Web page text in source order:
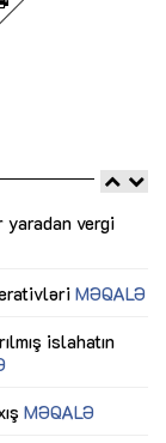
vergi
MƏQALƏ
islahatın
MƏQALƏ